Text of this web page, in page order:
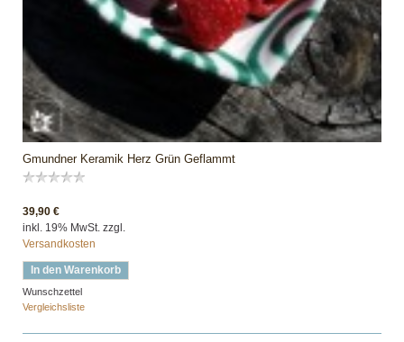
Gmundner Keramik Herz Grün Geflammt
39,90 €
inkl. 19% MwSt. zzgl.
Versandkosten
In den Warenkorb
Wunschzettel
Vergleichsliste